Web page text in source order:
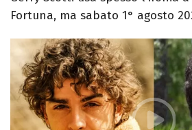
Fortuna, ma sabato 1° agosto